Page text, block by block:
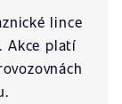
lince
Akce platí